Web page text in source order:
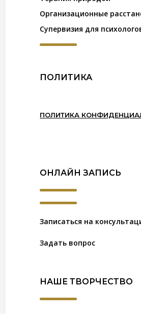
Организационные
Супервизия для
ПОЛИТИКА
ПОЛИТИКА
ОНЛАЙН ЗАПИСЬ
Записаться на
Задать вопрос
НАШЕ ТВОРЧЕСТВО